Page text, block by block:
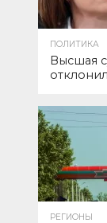
ПОЛИТИКА
Высшая
РЕГИОНЫ